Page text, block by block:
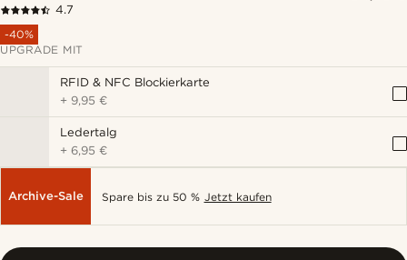
4.7
-40%
UPGRADE MIT
RFID & NFC Blockierkarte
+ 9,95 €
Ledertalg
+6,95 €
Archive-Sale Spare bis zu 50 % Jetzt kaufen